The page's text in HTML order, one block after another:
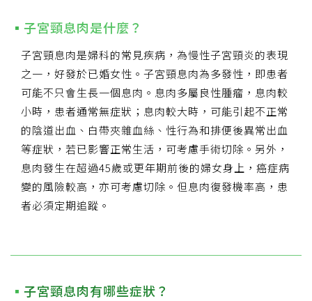
子宮頸息肉是什麼？
子宮頸息肉是婦科的常見疾病，為慢性子宮頸炎的表現
之一，好發於已婚女性。子宮頸息肉為多發性，即患者
可能不只會生長一個息肉。息肉多屬良性腫瘤，息肉較
小時，患者通常無症狀；息肉較大時，可能引起不正常
的陰道出血、白帶夾雜血絲、性行為和排便後異常出血
等症狀，若已影響正常生活，可考慮手術切除。另外，
息肉發生在超過45歲或更年期前後的婦女身上，癌症病
變的風險較高，亦可考慮切除。但息肉復發機率高，患
者必須定期追蹤。
子宮頸息肉有哪些症狀？